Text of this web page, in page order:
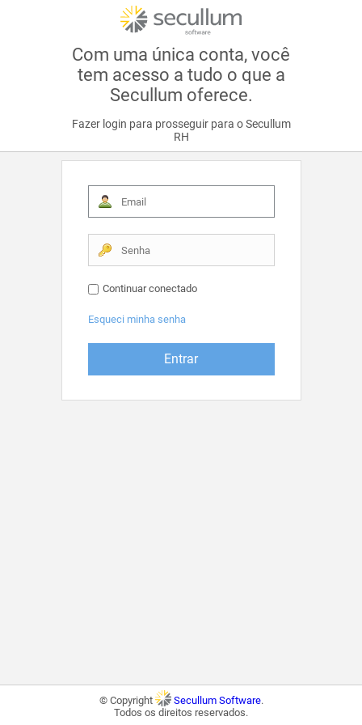
Com uma única conta, você
tem acesso a tudo o que a
Secullum oferece.
Fazer login para prosseguir para o Secullum
RH
Continuar conectado
Esqueci minha senha
Entrar
© Copyright Secullum Software.
Todos os direitos reservados.